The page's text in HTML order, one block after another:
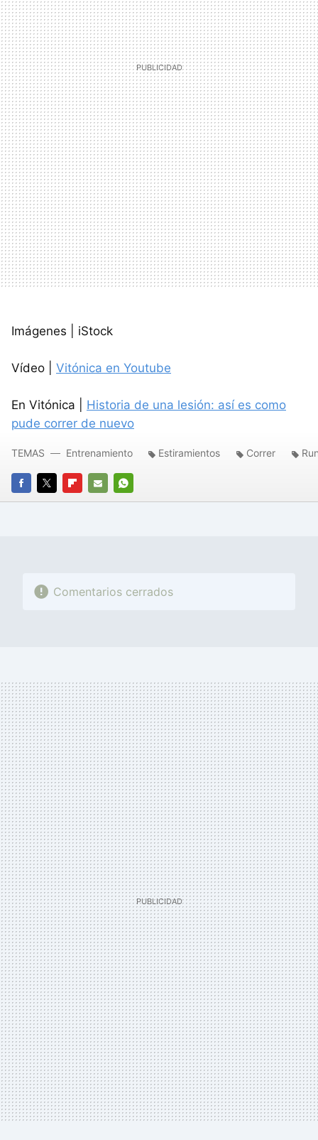
Imágenes | iStock
Vídeo | Vitónica en Youtube
En Vitónica | Historia de una lesión: así es como
pude correr de nuevo
FACEBOOK
TWITTERFLIPBOARD
E-
WHATSAPP
TEMAS Entrenamiento Estiramientos Correr
Comentarios cerrados